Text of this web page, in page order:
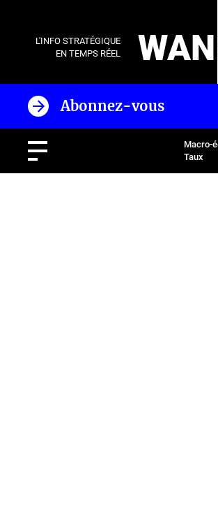
L'INFO STRATÉGIQUE
EN TEMPS RÉEL
WAN
Abonnez-vous
Macro-
Taux